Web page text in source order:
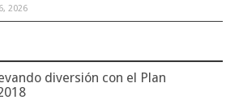
2026
diversión con el Plan